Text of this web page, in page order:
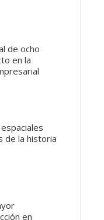
de ocho
en la
de la historia
en